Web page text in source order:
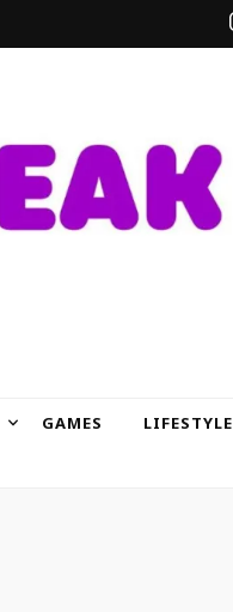
GAMES LIFESTYLE